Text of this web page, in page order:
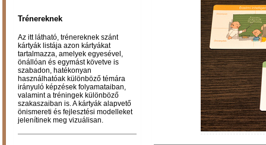
Trénereknek
Az itt látható, trénereknek szánt
kártyák listája azon kártyákat
tartalmazza, amelyek egyesével,
önállóan és egymást követve is
szabadon, hatékonyan
használhatóak különböző témára
irányuló képzések folyamataiban,
valamint a tréningek különböző
szakaszaiban is. A kártyák alapvető
önismereti és fejlesztési modelleket
jelenítinek meg vizuálisan.